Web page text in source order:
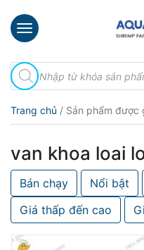
×
chủ
thiệu
phẩm
Đầu
Phun
Bọt
Khí
Tìm
kiếm
sản
Trang chủ / Sản phẩm được
van khoa loai
Bán chạy
Nổi bật
Giá thấp đến cao